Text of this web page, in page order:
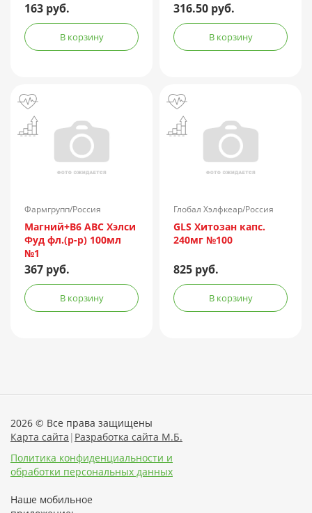
163 руб.
В корзину
316.50 руб.
В корзину
Фармгрупп/Россия
Магний+B6 ABC Хэлси
Фуд фл.(р-р) 100мл
№1
367 руб.
В корзину
Глобал Хэлфкеар/Россия
GLS Хитозан капс.
240мг №100
825 руб.
В корзину
2026 © Все права защищены
Карта сайта | Разработка сайта М.Б.
Политика конфиденциальности и
обработки персональных данных
Наше мобильное